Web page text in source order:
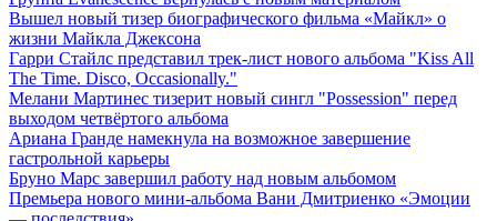
Вышел новый тизер биографического фильма «Майкл» о
жизни Майкла Джексона
Гарри Стайлс представил трек-лист нового альбома "Kiss All
The Time. Disco, Occasionally."
Мелани Мартинес тизерит новый сингл "Possession" перед
выходом четвёртого альбома
Ариана Гранде намекнула на возможное завершение
гастрольной карьеры
Бруно Марс завершил работу над новым альбомом
Премьера нового мини-альбома Вани Дмитриенко «Эмоции